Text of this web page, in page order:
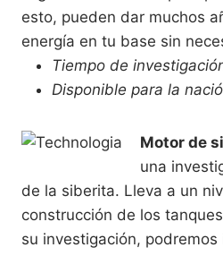
esto, pueden dar muchos
energía en tu base sin
Tiempo de
Disponible para la
Motor de
una
de la siberita. Lleva a un
construcción de los
su investigación, podremos